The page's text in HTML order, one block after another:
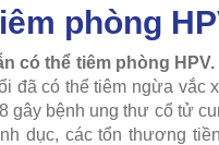
phòng
có thể tiêm phòng HPV.
đã có thể tiêm ngừa vắc
gây bệnh ung thư cổ tử
dục, các tổn thương